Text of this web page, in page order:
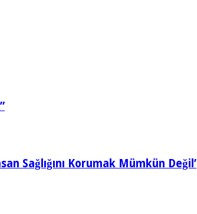
Sağlığını Korumak Mümkün Değil’